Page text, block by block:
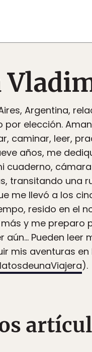
Argentina,
por elección.
caminar, leer,
años, me
cuaderno,
transitando una
me llevó a los
resido en el
y me preparo
Pueden leer
mis aventuras en
).